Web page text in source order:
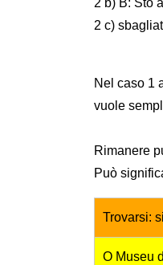
2 b) B: Sto
2 c)
Nel caso 1
vuole
Rimanere
Può
Trovarsi:
O Museu